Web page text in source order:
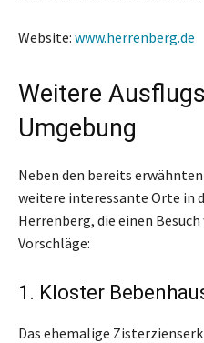
Website: www.herrenberg.de
Weitere
Umgebung
Neben den bereits
weitere interessante Orte in
Herrenberg, die einen
Vorschläge:
1. Kloster
Das ehemalige